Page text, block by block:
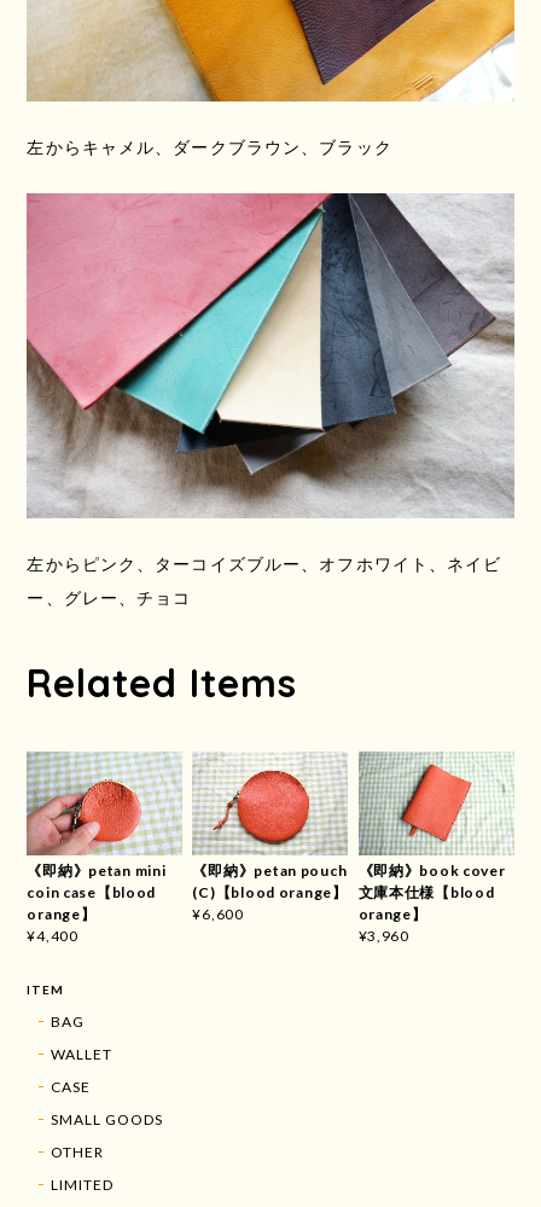
左からキャメル、ダークブラウン、ブラック
左からピンク、ターコイズブルー、オフホワイト、ネイビ
ー、グレー、チョコ
Related Items
《即納》petan mini
coin case【blood
orange】
¥4,400
《即納》petan pouch
(C)【blood orange】
¥6,600
《即納》book cover
文庫本仕様【blood
orange】
¥3,960
ITEM
BAG
WALLET
CASE
SMALL GOODS
OTHER
LIMITED